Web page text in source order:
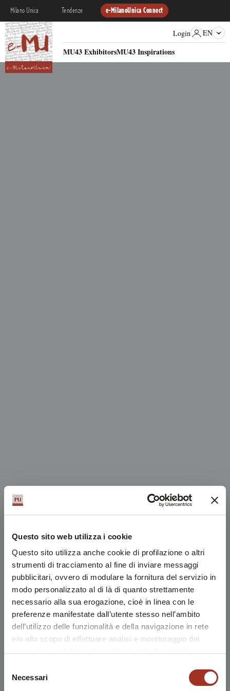
Questo sito web utilizza i cookie
Questo sito utilizza anche cookie di profilazione o altri
strumenti di tracciamento al fine di inviare messaggi
pubblicitari, ovvero di modulare la fornitura del servizio in
modo personalizzato al di là di quanto strettamente
necessario alla sua erogazione, cioè in linea con le
preferenze manifestate dall’utente stesso nell’ambito
dell’utilizzo delle funzionalità e della navigazione in rete
e/o allo scopo di effettuare analisi e monitoraggio dei
nostro sito, con i nostri partner che si occupano di analisi
dei dati web, pubblicità e social media, i quali potrebbero
delNecessari
Milano Unica Tendenze e-MilanoUnica Connect
MU43 ExhibitorsMU43 Inspirations
Login EN